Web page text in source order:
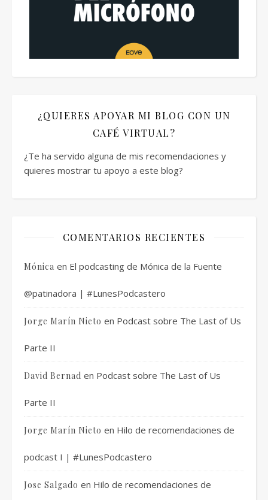
¿QUIERES APOYAR MI BLOG CON UN
CAFÉ VIRTUAL?
¿Te ha servido alguna de mis recomendaciones y
quieres mostrar tu apoyo a este blog?
COMENTARIOS RECIENTES
Mónica en El podcasting de Mónica de la Fuente
@patinadora | #LunesPodcastero
Jorge Marín Nieto en Podcast sobre The Last of Us
Parte II
David Bernad en Podcast sobre The Last of Us
Parte II
Jorge Marín Nieto en Hilo de recomendaciones de
podcast I | #LunesPodcastero
Jose Salgado en Hilo de recomendaciones de